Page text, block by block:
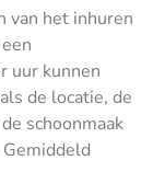
van het inhuren
uur kunnen
de locatie, de
schoonmaak